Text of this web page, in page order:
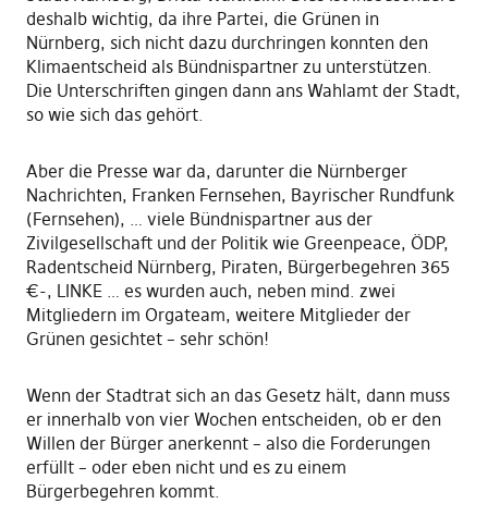
deshalb wichtig, da ihre Partei, die Grünen in
Nürnberg, sich nicht dazu durchringen konnten den
Klimaentscheid als Bündnispartner zu unterstützen.
Die Unterschriften gingen dann ans Wahlamt der Stadt,
so wie sich das gehört.
Aber die Presse war da, darunter die Nürnberger
Nachrichten, Franken Fernsehen, Bayrischer Rundfunk
(Fernsehen), … viele Bündnispartner aus der
Zivilgesellschaft und der Politik wie Greenpeace, ÖDP,
Radentscheid Nürnberg, Piraten, Bürgerbegehren 365
€-, LINKE … es wurden auch, neben mind. zwei
Mitgliedern im Orgateam, weitere Mitglieder der
Grünen gesichtet – sehr schön!
Wenn der Stadtrat sich an das Gesetz hält, dann muss
er innerhalb von vier Wochen entscheiden, ob er den
Willen der Bürger anerkennt – also die Forderungen
erfüllt – oder eben nicht und es zu einem
Bürgerbegehren kommt.